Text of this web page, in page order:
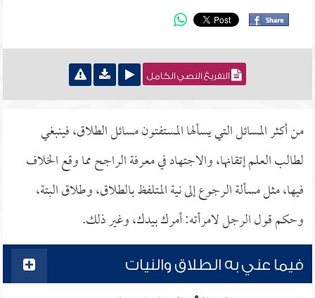
التفريغ النصي الكامل
من أكثر المسائل التي يسألها المستفتون مسائل الطلاق، فينبغي
لطالب العلم إتقانها، والاجتهاد في معرفة الراجح مما وقع الخلاف
فيها، مثل مسألة الرجوع إلى نية المتلفظ بالطلاق، وطلاق البتة،
وحكم قول الرجل لامرأته: أمرك بيدك، وغير ذلك.
فيما عني به الطلاق والنيات